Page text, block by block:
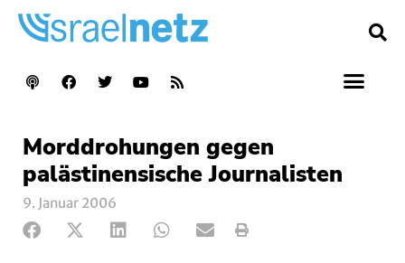
Morddrohungen gegen
palästinensische Journalisten
9. Januar 2006